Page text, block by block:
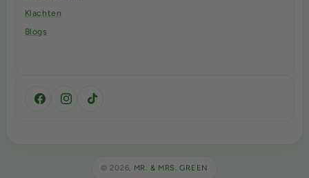
Klachten
Blogs
FacebookInstagram
TikTok
© 2026, MR. & MRS. GREEN